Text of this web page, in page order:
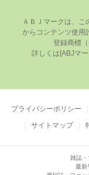
ＡＢＪマークは、
からコンテンツ使⽤
登録商標
プライバシーポリシー
サイトマップ
雑誌
最新